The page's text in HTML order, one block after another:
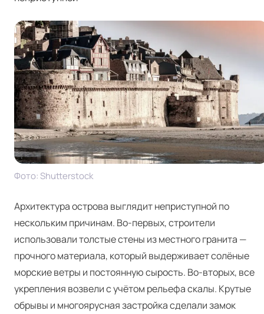
Фото: Shut­ter­stock
Архитектура острова выглядит неприступной по
нескольким причинам. Во-первых, строители
использовали толстые стены из местного гранита —
прочного материала, который выдерживает солёные
морские ветры и постоянную сырость. Во-вторых, все
укрепления возвели с учётом рельефа скалы. Крутые
обрывы и многоярусная застройка сделали замок